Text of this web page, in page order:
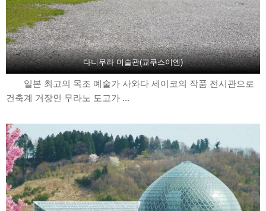
다니무라 미술관(교쿠스이엔)
일본 최고의 목조 예술가 사와다 세이코의 작품 전시관으로
건축계 거장인 무라노 도고가 ...